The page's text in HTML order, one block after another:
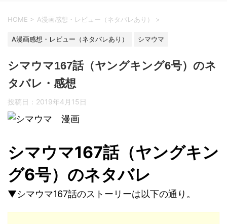
HOME > A漫画感想・レビュー（ネタバレあり） >
A漫画感想・レビュー（ネタバレあり） シマウマ
シマウマ167話（ヤングキング6号）のネ
タバレ・感想
投稿日： 2019年4月15日
シマウマ167話（ヤングキン
グ6号）のネタバレ
▼シマウマ167話のストーリーは以下の通り。